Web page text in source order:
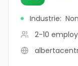
Industrie:
2-10